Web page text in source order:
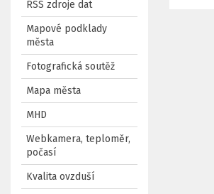
RSS zdroje dat
Mapové podklady
města
Fotografická soutěž
Mapa města
MHD
Webkamera, teploměr,
počasí
Kvalita ovzduší